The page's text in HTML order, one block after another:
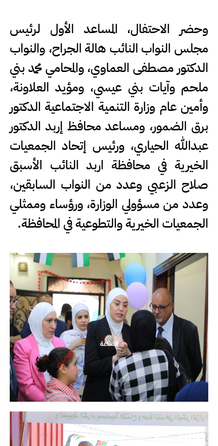
وحضر الاحتفال، المساعد الأول لرئيس
مجلس النواب النائب هالة الجراح، والنواب
الدكتور مصطفى العماوي، والمحامي محمد بني
ملحم وآيات بني عيسي، ومؤيد العلاونة،
وأمين عام وزارة التنمية الاجتماعية الدكتور
برق الضمور، ومساعد محافظ إربد الدكتور
عبدالله الحياري، ورئيس إتحاد الجمعيات
الخيرية في محافظة اربد النائب الأسبق
صلاح الزعبي وعدد من النواب السابقين،
وعدد من مسؤولي الوزارة، ورؤساء وممثلي
الجمعيات الخيرية والتطوعية في المحافظة.